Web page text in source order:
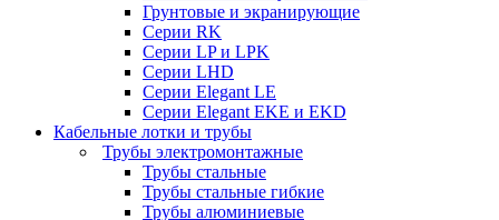
Грунтовые и экранирующие
Серии RK
Серии LP и LPK
Серии LHD
Серии Elegant LE
Серии Elegant EKE и EKD
Кабельные лотки и трубы
Трубы электромонтажные
Трубы стальные
Трубы стальные гибкие
Трубы алюминиевые